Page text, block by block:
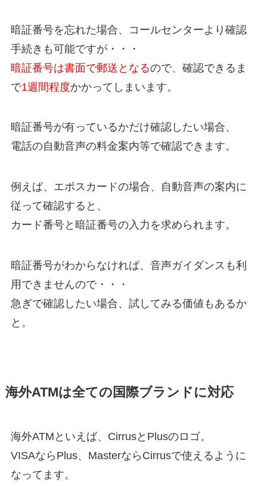
暗証番号を忘れた場合、コールセンターより確認
手続きも可能ですが・・・
暗証番号は書面で郵送となるので、確認できるま
で1週間程度かかってしまいます。
暗証番号が有っているかだけ確認したい場合、
電話の自動音声の料金案内等で確認できます。
例えば、エポスカードの場合、自動音声の案内に
従って確認すると、
カード番号と暗証番号の入力を求められます。
暗証番号がわからなければ、音声ガイダンスも利
用できませんので・・・
急ぎで確認したい場合、試してみる価値もあるか
と。
海外ATMは全ての国際ブランドに対応
海外ATMといえば、CirrusとPlusのロゴ。
VISAならPlus、MasterならCirrusで使えるように
なってます。